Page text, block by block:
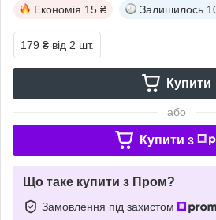
Економія 15 ₴ Залишилось
179 ₴ від 2 шт.
Купити
або
Купити з
Що таке купити з Пром?
Замовлення під захистом